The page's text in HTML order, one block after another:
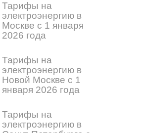
Тарифы на
электроэнергию в
Москве с 1 января
2026 года
Тарифы на
электроэнергию в
Новой Москве с 1
января 2026 года
Тарифы на
электроэнергию в